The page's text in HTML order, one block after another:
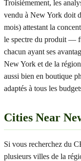
Troisièmement, les
vendu à New York doit
mois) attestant la
le spectre du produit —
chacun ayant ses
New York et de la
aussi bien en boutique
adaptés à tous les
Cities Near
Si vous recherchez du
plusieurs villes de la